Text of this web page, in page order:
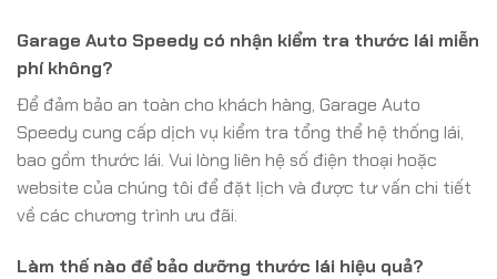
Garage Auto Speedy có nhận kiểm tra thước lái miễn
phí không?
Để đảm bảo an toàn cho khách hàng, Garage Auto
Speedy cung cấp dịch vụ kiểm tra tổng thể hệ thống lái,
bao gồm thước lái. Vui lòng liên hệ số điện thoại hoặc
website của chúng tôi để đặt lịch và được tư vấn chi tiết
về các chương trình ưu đãi.
Làm thế nào để bảo dưỡng thước lái hiệu quả?